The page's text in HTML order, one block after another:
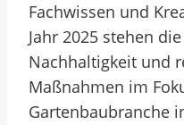
Fachwissen und
Jahr 2025 stehen
Nachhaltigkeit und
Maßnahmen im
Gartenbaubranche